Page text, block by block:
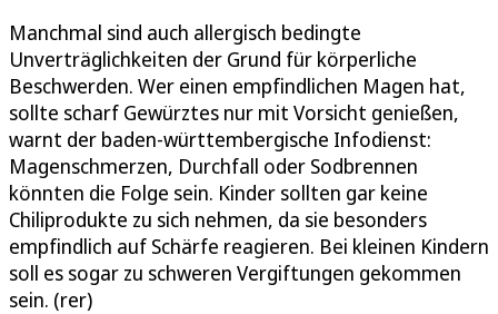
Manchmal sind auch allergisch bedingte
Unverträglichkeiten der Grund für körperliche
Beschwerden. Wer einen empfindlichen Magen hat,
sollte scharf Gewürztes nur mit Vorsicht genießen,
warnt der baden-württembergische Infodienst:
Magenschmerzen, Durchfall oder Sodbrennen
könnten die Folge sein. Kinder sollten gar keine
Chiliprodukte zu sich nehmen, da sie besonders
empfindlich auf Schärfe reagieren. Bei kleinen Kindern
soll es sogar zu schweren Vergiftungen gekommen
sein. (rer)